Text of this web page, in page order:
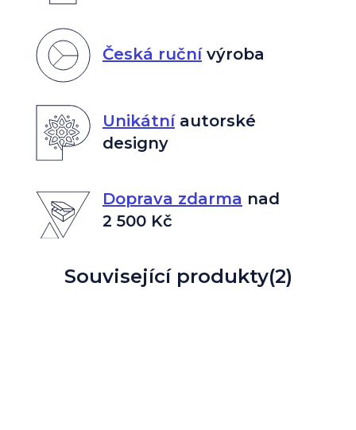
Česká ručnívýroba
Unikátníautorské
designy
Doprava zdarma nad
2 500 Kč
Související produkty(2)